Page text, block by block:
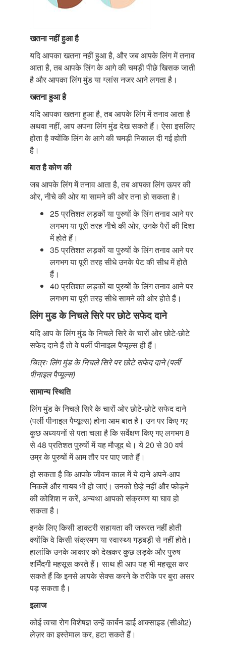
खतना नहीं हुआ है
यदि आपका खतना नहीं हुआ है, और जब आपके लिंग में तनाव
आता है, तब आपके लिंग के आगे की चमड़ी पीछे खिसक जाती
है और आपका लिंग मुंड या ग्लांस नजर आने लगता है।
खतना हुआ है
यदि आपका खतना हुआ है, तब आपके लिंग में तनाव आता है
अथवा नहीं, आप अपना लिंग मुंड देख सकते हैं। ऐसा इसलिए
होता है क्योंकि लिंग के आगे की चमड़ी निकाल दी गई होती
है।
बात है कोण की
जब आपके लिंग में तनाव आता है, तब आपका लिंग ऊपर की
ओर, नीचे की ओर या सामने की ओर तना हो सकता है।
25 प्रतिशत लड़कों या पुरुषों के लिंग तनाव आने पर
लगभग या पूरी तरह नीचे की ओर, उनके पैरों की दिशा
में होते हैं।
35 प्रतिशत लड़कों या पुरुषों के लिंग तनाव आने पर
लगभग या पूरी तरह सीधे उनके पेट की सीध में होते
हैं।
40 प्रतिशत लड़कों या पुरुषों के लिंग तनाव आने पर
लगभग या पूरी तरह सीधे सामने की ओर होते हैं।
लिंग मुड के निचले सिरे पर छोटे सफेद दाने
यदि आप के लिंग मुंड के निचले सिरे के चारों ओर छोटे-छोटे
सफेद दाने हैं तो वे पर्ली पीनाइल पैप्यूल्स ही हैं।
चित्रः लिंग मुंड के निचले सिरे पर छोटे सफेद दाने (पर्ली
पीनाइल पैप्यूल्स)
सामान्य स्थिति
लिंग मुंड के निचले सिरे के चारों ओर छोटे-छोटे सफेद दाने
(पर्ली पीनाइल पैप्यूल्स) होना आम बात है। उन पर किए गए
कुछ अध्ययनों से पता चला है कि सर्वेक्षण किए गए लगभग 8
से 48 प्रतिशत पुरुषों में यह मौजूद थे। ये 20 से 30 वर्ष
उम्र के पुरुषों में आम तौर पर पाए जाते हैं।
हो सकता है कि आपके जीवन काल में ये दाने अपने-आप
निकलें और गायब भी हो जाएं। उनको छेड़े नहीं और फोड़ने
की कोशिश न करें, अन्यथा आपको संक्रमण या घाव हो
सकता है।
इनके लिए किसी डाक्टरी सहायता की जरूरत नहीं होती
क्योंकि वे किसी संक्रमण या स्वास्थ्य गड़बड़ी से नहीं होते।
हालांकि उनके आकार को देखकर कुछ लड़के और पुरुष
शर्मिंदगी महसूस करते हैं। साथ ही आप यह भी महसूस कर
सकते हैं कि इनसे आपके सेक्स करने के तरीके पर बुरा असर
पड़ सकता है।
इलाज
कोई त्वचा रोग विशेषज्ञ उन्हें कार्बन डाई आक्साइड (सीओ2)
लेज़र का इस्तेमाल कर, हटा सकते हैं।